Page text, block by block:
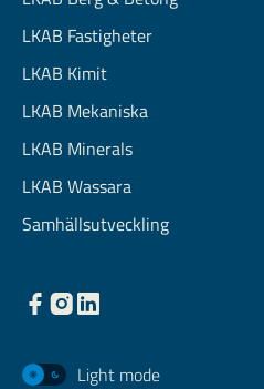
LKAB Fastigheter
LKAB Kimit
LKAB Mekaniska
LKAB Minerals
LKAB Wassara
Samhällsutveckling
Light mode